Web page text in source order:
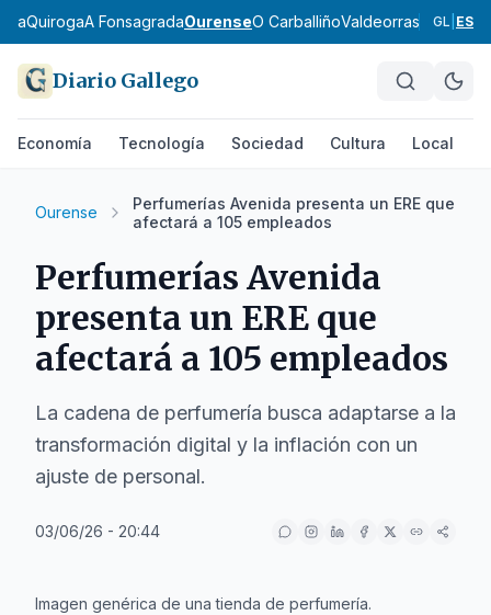
QuirogaA FonsagradaOurenseO CarballiñoValdeorras Verín A
GL ES
Diario Gallego
Economía Tecnología Sociedad Cultura Local
Ourense
Perfumerías Avenida presenta un ERE que
afectará a 105 empleados
Perfumerías Avenida
presenta un ERE que
afectará a 105 empleados
La cadena de perfumería busca adaptarse a la
transformación digital y la inflación con un
ajuste de personal.
03/06/26 - 20:44
Imagen genérica de una tienda de perfumería.